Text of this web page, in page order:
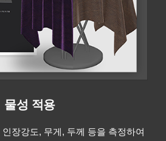
물성 적용
장강도, 무게, 두께 등을 측정하여